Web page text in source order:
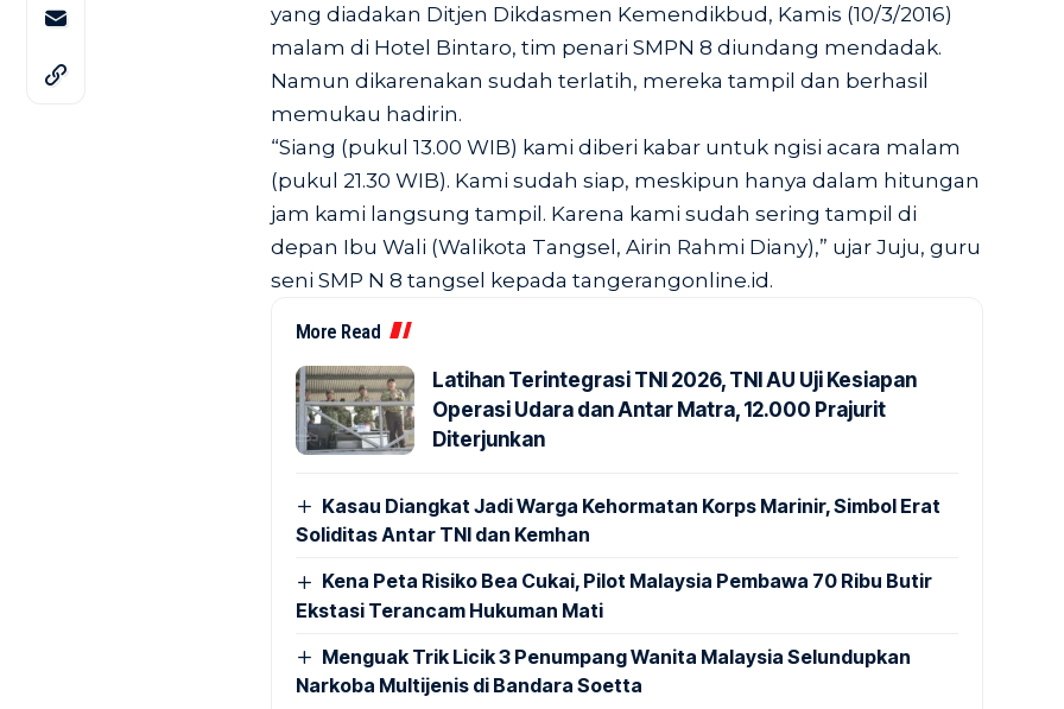
yang diadakan Ditjen Dikdasmen Kemendikbud, Kamis (10/3/2016)
malam di Hotel Bintaro, tim penari SMPN 8 diundang mendadak.
Namun dikarenakan sudah terlatih, mereka tampil dan berhasil
memukau hadirin.
“Siang (pukul 13.00 WIB) kami diberi kabar untuk ngisi acara malam
(pukul 21.30 WIB). Kami sudah siap, meskipun hanya dalam hitungan
jam kami langsung tampil. Karena kami sudah sering tampil di
depan Ibu Wali (Walikota Tangsel, Airin Rahmi Diany),” ujar Juju, guru
seni SMP N 8 tangsel kepada tangerangonline.id.
More Read
Latihan Terintegrasi TNI 2026, TNI AU Uji Kesiapan
Operasi Udara dan Antar Matra, 12.000 Prajurit
Diterjunkan
Kasau Diangkat Jadi Warga Kehormatan Korps Marinir, Simbol Erat
Soliditas Antar TNI dan Kemhan
Kena Peta Risiko Bea Cukai, Pilot Malaysia Pembawa 70 Ribu Butir
Ekstasi Terancam Hukuman Mati
Menguak Trik Licik 3 Penumpang Wanita Malaysia Selundupkan
Narkoba Multijenis di Bandara Soetta